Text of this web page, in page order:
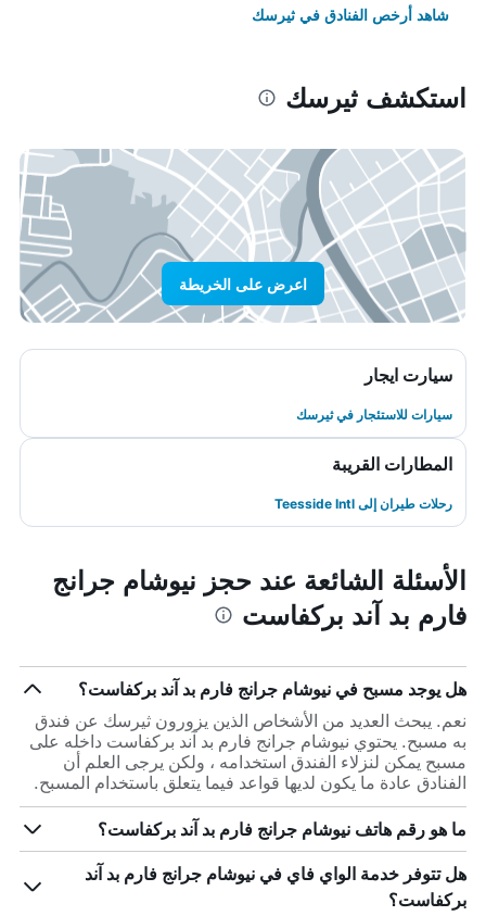
شاهد أرخص الفنادق في ثيرسك
استكشف ثيرسك
اعرض على الخريطة
سيارت ايجار
سيارات للاستئجار في ثيرسك
المطارات القريبة
رحلات طيران إلى Teesside Intl
الأسئلة الشائعة عند حجز نيوشام جرانج
فارم بد آند بركفاست
هل يوجد مسبح في نيوشام جرانج فارم بد آند بركفاست؟
نعم. يبحث العديد من الأشخاص الذين يزورون ثيرسك عن فندق
به مسبح. يحتوي نيوشام جرانج فارم بد آند بركفاست داخله على
مسبح يمكن لنزلاء الفندق استخدامه ، ولكن يرجى العلم أن
الفنادق عادة ما يكون لديها قواعد فيما يتعلق باستخدام المسبح.
ما هو رقم هاتف نيوشام جرانج فارم بد آند بركفاست؟
هل تتوفر خدمة الواي فاي في نيوشام جرانج فارم بد آند
بركفاست؟